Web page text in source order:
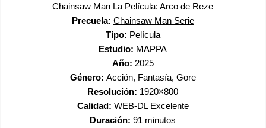
Chainsaw Man La Película: Arco de Reze
Precuela: Chainsaw Man Serie
Tipo: Película
Estudio: MAPPA
Año: 2025
Género: Acción, Fantasía, Gore
Resolución: 1920×800
Calidad: WEB-DL Excelente
Duración: 91 minutos